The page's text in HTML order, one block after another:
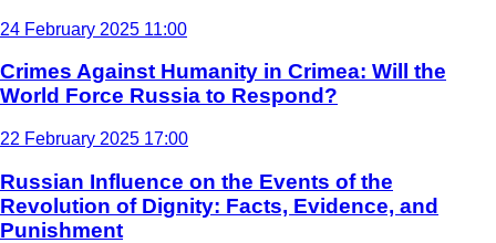
24 February 2025 11:00
Crimes Against Humanity in Crimea: Will the
World Force Russia to Respond?
22 February 2025 17:00
Russian Influence on the Events of the
Revolution of Dignity: Facts, Evidence, and
Punishment